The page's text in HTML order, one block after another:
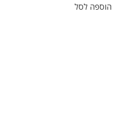
הוספה לסל